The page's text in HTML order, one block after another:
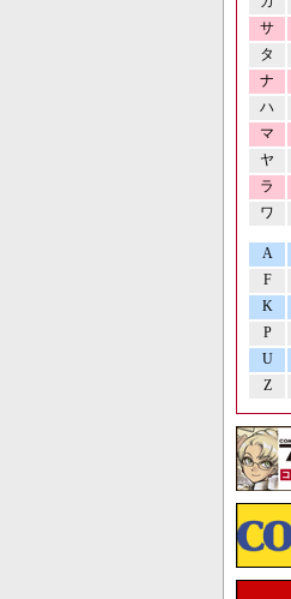
サ
タ
ナ
ハ
マ
ヤ
ラ
ワ
A
F
K
P
U
Z